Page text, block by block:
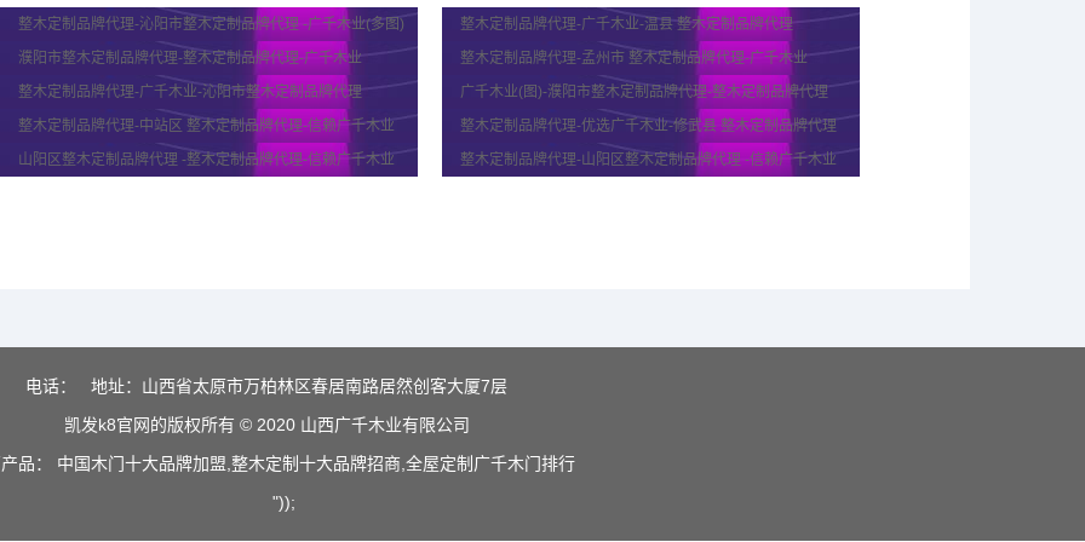
整木定制品牌代理-沁阳市整木定制品牌代理 -广千木业(多图)
整木定制品牌代理-广千木业-温县 整木定制品牌代理
濮阳市整木定制品牌代理-整木定制品牌代理-广千木业
整木定制品牌代理-孟州市 整木定制品牌代理-广千木业
整木定制品牌代理-广千木业-沁阳市整木定制品牌代理
广千木业(图)-濮阳市整木定制品牌代理-整木定制品牌代理
整木定制品牌代理-中站区 整木定制品牌代理-信赖广千木业
整木定制品牌代理-优选广千木业-修武县 整木定制品牌代理
山阳区整木定制品牌代理 -整木定制品牌代理-信赖广千木业
整木定制品牌代理-山阳区整木定制品牌代理 -信赖广千木业
电话：
地址：山西省太原市万柏林区春居南路居然创客大厦7层
凯发k8官网的版权所有 © 2020 山西广千木业有限公司
品： 中国木门十大品牌加盟,整木定制十大品牌招商,全屋定制广千木门排行
"));